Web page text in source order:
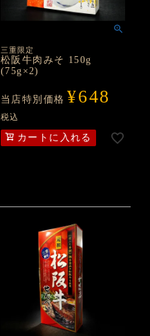
三重限定
松阪牛肉みそ 150g
(75g×2)
当店特別価格 ¥648
税込
カートに入れる